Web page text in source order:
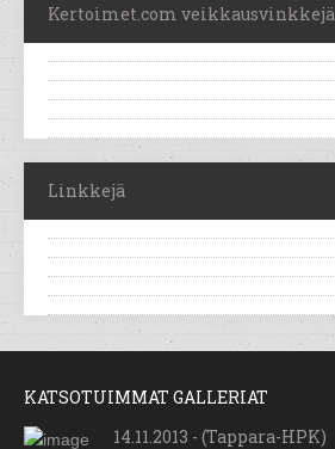
Kertoimet.com veikkausvinkkejä
Linkkejä
KATSOTUIMMAT GALLERIAT
14.11.2013 - (Tappara-HPK)